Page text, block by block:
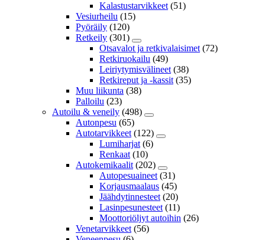
Kalastustarvikkeet (51)
Vesiurheilu (15)
Pyöräily (120)
Retkeily (301)
Otsavalot ja retkivalaisimet (72)
Retkiruokailu (49)
Leiriytymisvälineet (38)
Retkireput ja -kassit (35)
Muu liikunta (38)
Palloilu (23)
Autoilu & veneily (498)
Autonpesu (65)
Autotarvikkeet (122)
Lumiharjat (6)
Renkaat (10)
Autokemikaalit (202)
Autopesuaineet (31)
Korjausmaalaus (45)
Jäähdytinnesteet (20)
Lasinpesunesteet (11)
Moottoriöljyt autoihin (26)
Venetarvikkeet (56)